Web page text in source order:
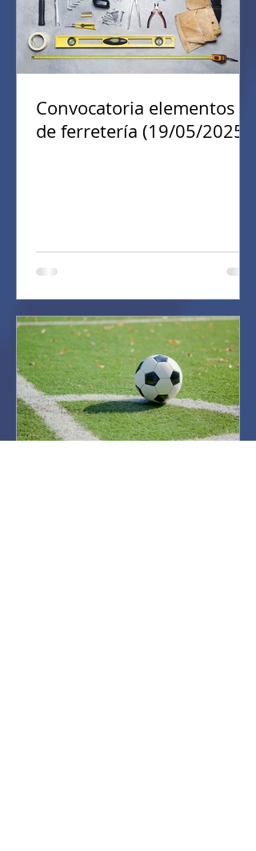
Convocatoria elementos
de ferretería (19/05/2025)